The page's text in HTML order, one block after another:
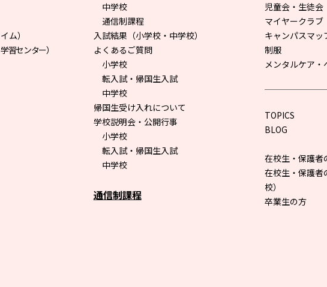
ム）
習センター）
中学校
通信制課程
入試結果（小学校・中学校）
よくあるご質問
小学校
転入試・帰国生入試
中学校
帰国生受け入れについて
学校説明会・公開行事
小学校
転入試・帰国生入試
中学校
通信制課程
児童会・生徒会
マイヤークラブ
キャンパスマッ
制服
メンタルケア・
TOPICS
BLOG
在校生・保護者
在校生・保護者
校）
卒業生の方